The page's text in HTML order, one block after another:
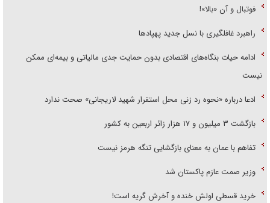
فوتبال و آن «بالا»!
راهبرد غافلگیری با نسل جدید پهپاد‌ها
ادامه حیات بنگاه‌های اقتصادی بدون حمایت جدی مالیاتی و بیمه‌ای ممکن
نیست
ادعا درباره «نحوه رد زنی محل استقرار شهید لاریجانی» صحت ندارد
بازگشت ۳ میلیون و ۱۷ هزار زائر اربعین به کشور
تفاهم با عمان به معنای بازگشایی تنگه هرمز نیست
وزیر صمت عازم پاکستان شد
خرید قسطی اولش خنده و آخرش گریه است!